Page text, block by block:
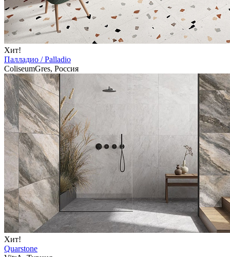
Хит!
Палладио / Palladio
ColiseumGres, Россия
Хит!
Quarstone